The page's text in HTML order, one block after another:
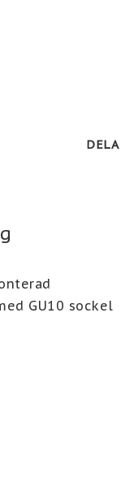
DELA
GU10 sockel